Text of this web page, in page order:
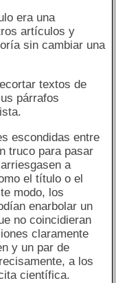
era una
artículos y
sin cambiar una
textos de
párrafos
escondidas entre
truco para pasar
a
el título o el
modo, los
enarbolar un
no coincidieran
claramente
y un par de
a los
científica.